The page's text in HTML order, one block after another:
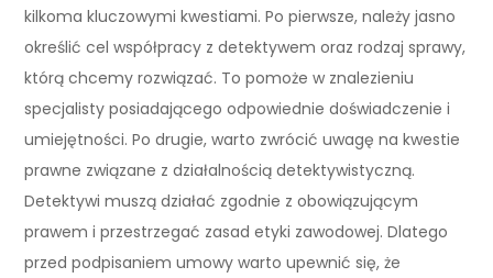
kilkoma kluczowymi kwestiami. Po pierwsze, należy jasno
określić cel współpracy z detektywem oraz rodzaj sprawy,
którą chcemy rozwiązać. To pomoże w znalezieniu
specjalisty posiadającego odpowiednie doświadczenie i
umiejętności. Po drugie, warto zwrócić uwagę na kwestie
prawne związane z działalnością detektywistyczną.
Detektywi muszą działać zgodnie z obowiązującym
prawem i przestrzegać zasad etyki zawodowej. Dlatego
przed podpisaniem umowy warto upewnić się, że